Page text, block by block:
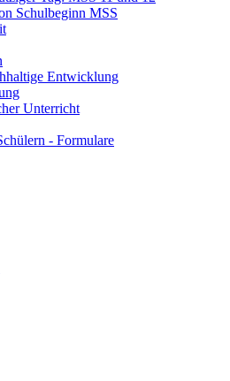
Schulbeginn MSS
Entwicklung
Unterricht
- Formulare